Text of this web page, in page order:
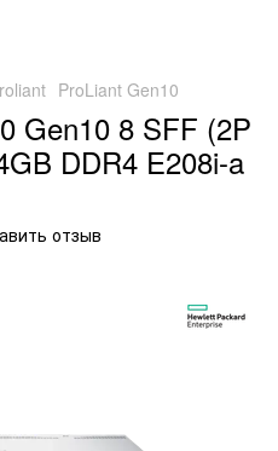
ProLiant Gen10
Gen10 8 SFF (2P
DDR4 E208i-a
отзыв